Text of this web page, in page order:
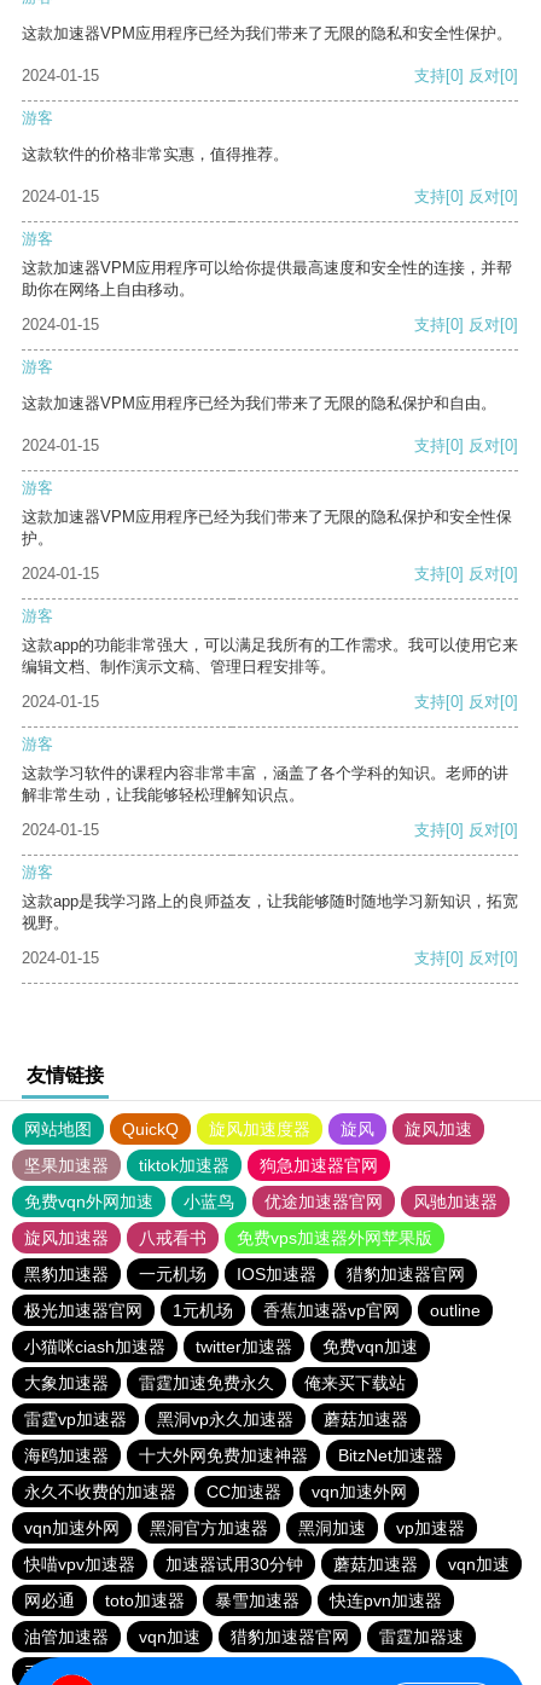
这款加速器VPM应用程序已经为我们带来了无限的隐私和安全性保护。
2024-01-15 支持[0] 反对[0]
游客
这款软件的价格非常实惠，值得推荐。
2024-01-15 支持[0] 反对[0]
游客
这款加速器VPM应用程序可以给你提供最高速度和安全性的连接，并帮
助你在网络上自由移动。
2024-01-15
支持[0] 反对[0]
游客
这款加速器VPM应用程序已经为我们带来了无限的隐私保护和自由。
2024-01-15 支持[0] 反对[0]
游客
这款加速器VPM应用程序已经为我们带来了无限的隐私保护和安全性保
护。
2024-01-15
支持[0] 反对[0]
游客
这款app的功能非常强大，可以满足我所有的工作需求。我可以使用它来
编辑文档、制作演示文稿、管理日程安排等。
2024-01-15
支持[0] 反对[0]
游客
这款学习软件的课程内容非常丰富，涵盖了各个学科的知识。老师的讲
解非常生动，让我能够轻松理解知识点。
2024-01-15
支持[0] 反对[0]
游客
这款app是我学习路上的良师益友，让我能够随时随地学习新知识，拓宽
视野。
2024-01-15
支持[0] 反对[0]
友情链接
网站地图 QuickQ 旋风加速度器 旋风
旋风加速
坚果加速器
tiktok加速器
狗急加速器官网
免费vqn外网加速
小蓝鸟 优途加速器官网
风驰加速器
旋风加速器
八戒看书
免费vps加速器外网苹果版
黑豹加速器
一元机场 IOS加速器
猎豹加速器官网
极光加速器官网
1元机场 香蕉加速器vp官网
outline
小猫咪ciash加速器
twitter加速器
免费vqn加速
大象加速器
雷霆加速免费永久
俺来买下载站
雷霆vp加速器
黑洞vp永久加速器
蘑菇加速器
海鸥加速器
十大外网免费加速神器
BitzNet加速器
永久不收费的加速器
CC加速器
vqn加速外网
vqn加速外网
黑洞官方加速器 黑洞加速
vp加速器
快喵vpv加速器
加速器试用30分钟 蘑菇加速器
vqn加速
网必通
toto加速器 暴雪加速器
快连pvn加速器
油管加速器
vqn加速 猎豹加速器官网
雷霆加器速
手机外国加速器官网